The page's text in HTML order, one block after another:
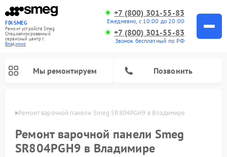
FIX-SMEG
Ремонт устройств Smeg
Специализированный
cервисный центр г.
Владимир
+7 (800) 301-55-83
Ежедневно, с 10:00 до 20:00
+7 (800) 301-55-83
Звонок бесплатный по РФ
Мы ремонтируем Позвонить
Ремонт варочной панели Smeg SR804PGH9 в Владимире
Ремонт варочной панели Smeg
SR804PGH9 в Владимире